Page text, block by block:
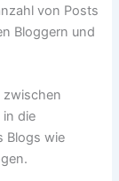
von Posts
Bloggern und
zwischen
die
Blogs wie